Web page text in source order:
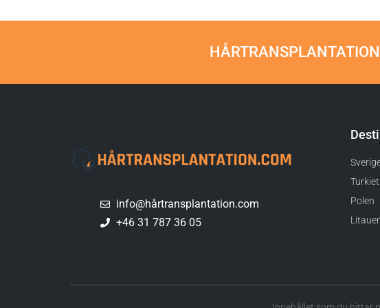
info@hårtransplantation.com
+46 31 787 36 05
Turkiet
Polen